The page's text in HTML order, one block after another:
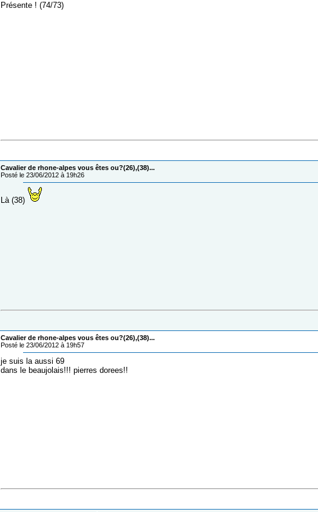
Présente ! (74/73)
Cavalier de rhone-alpes vous êtes ou?(26),(38)...
Posté le 23/06/2012 à 19h26
Là (38)
Cavalier de rhone-alpes vous êtes ou?(26),(38)...
Posté le 23/06/2012 à 19h57
je suis la aussi 69
dans le beaujolais!!! pierres dorees!!